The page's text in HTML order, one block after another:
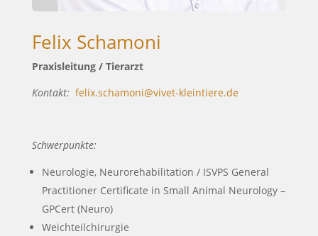
Felix Schamoni
Praxisleitung / Tierarzt
Kontakt: felix.schamoni@vivet-kleintiere.de
Schwerpunkte:
Neurologie, Neurorehabilitation / ISVPS General
Practitioner Certificate in Small Animal Neurology –
GPCert (Neuro)
Weichteilchirurgie